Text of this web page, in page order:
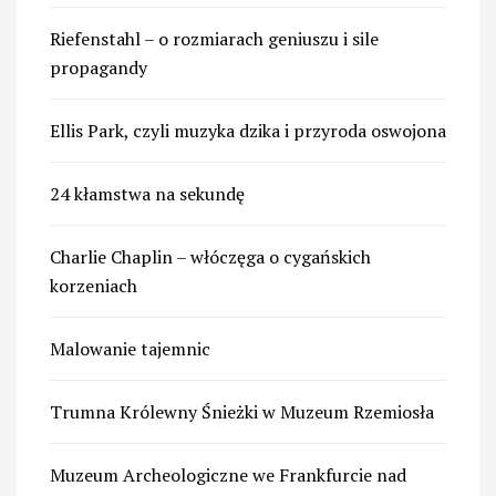
Riefenstahl – o rozmiarach geniuszu i sile
propagandy
Ellis Park, czyli muzyka dzika i przyroda oswojona
24 kłamstwa na sekundę
Charlie Chaplin – włóczęga o cygańskich
korzeniach
Malowanie tajemnic
Trumna Królewny Śnieżki w Muzeum Rzemiosła
Muzeum Archeologiczne we Frankfurcie nad